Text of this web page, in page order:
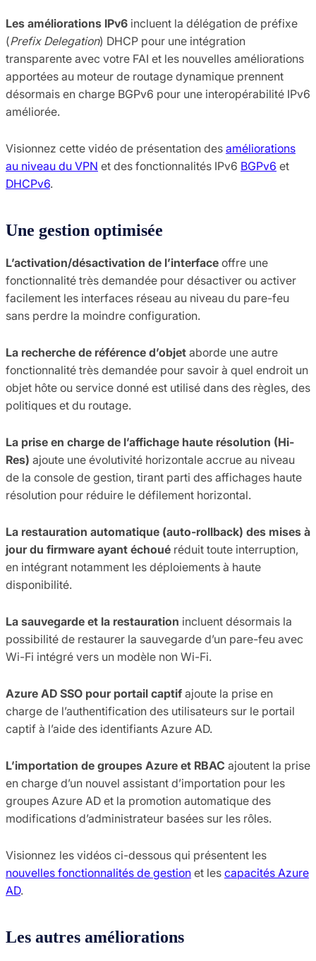
Les améliorations IPv6 incluent la délégation de préfixe
(Prefix Delegation) DHCP pour une intégration
transparente avec votre FAI et les nouvelles améliorations
apportées au moteur de routage dynamique prennent
désormais en charge BGPv6 pour une interopérabilité IPv6
améliorée.
Visionnez cette vidéo de présentation des améliorations
au niveau du VPN et des fonctionnalités IPv6 BGPv6 et
DHCPv6.
Une gestion optimisée
L’activation/désactivation de l’interface offre une
fonctionnalité très demandée pour désactiver ou activer
facilement les interfaces réseau au niveau du pare-feu
sans perdre la moindre configuration.
La recherche de référence d’objet aborde une autre
fonctionnalité très demandée pour savoir à quel endroit un
objet hôte ou service donné est utilisé dans des règles, des
politiques et du routage.
La prise en charge de l’affichage haute résolution (Hi-
Res) ajoute une évolutivité horizontale accrue au niveau
de la console de gestion, tirant parti des affichages haute
résolution pour réduire le défilement horizontal.
La restauration automatique (auto-rollback) des mises à
jour du firmware ayant échoué réduit toute interruption,
en intégrant notamment les déploiements à haute
disponibilité.
La sauvegarde et la restauration incluent désormais la
possibilité de restaurer la sauvegarde d’un pare-feu avec
Wi-Fi intégré vers un modèle non Wi-Fi.
Azure AD SSO pour portail captif ajoute la prise en
charge de l’authentification des utilisateurs sur le portail
captif à l’aide des identifiants Azure AD.
L’importation de groupes Azure et RBAC ajoutent la prise
en charge d’un nouvel assistant d’importation pour les
groupes Azure AD et la promotion automatique des
modifications d’administrateur basées sur les rôles.
Visionnez les vidéos ci-dessous qui présentent les
nouvelles fonctionnalités de gestion et les capacités Azure
AD.
Les autres améliorations